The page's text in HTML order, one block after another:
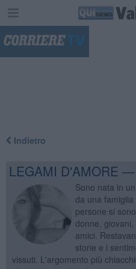
Indietro
LEGAMI D'AMORE
Sono nata in
da una
persone si
donne, giovani,
amici.
storie e i
vissuti. L'argomento più